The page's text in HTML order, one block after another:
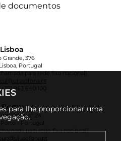
para lhe proporcionar uma
documentos
Lisboa
Grande, 376
Portugal
para rede fixa nacional)
+351 963 640 100
Porto
Rosa, nº 24
- Portugal
para rede fixa nacional)